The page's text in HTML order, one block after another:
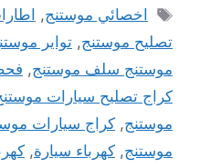
الوسوم
اخصائي موستنج,
تصليح موستنج, تواير
موستنج سلف موستنج,
كراج تصليح سيارات
موستنج, كراج سيارات
موستنج, كهرباء سيارة,